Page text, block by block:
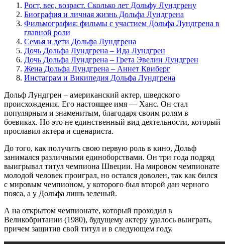
Рост, вес, возраст. Сколько лет Дольфу Лундгрену
Биография и личная жизнь Дольфа Лундгрена
Фильмография: фильмы с участием Дольфа Лундгрена в
главной роли
Семья и дети Дольфа Лундгрена
Дочь Дольфа Лундгрена – Ида Лундгрен
Дочь Дольфа Лундгрена – Грета Эвелин Лундгрен
Жена Дольфа Лундгрена – Аннет Квиберг
Инстаграм и Википедия Дольфа Лундгрена
Дольф Лундгрен – американский актер, шведского
происхождения. Его настоящее имя — Ханс. Он стал
популярным и знаменитым, благодаря своим ролям в
боевиках. Но это не единственный вид деятельности, который
прославил актера и сценариста.
До того, как получить свою первую роль в кино, Дольф
занимался различными единоборствами. Он три года подряд
выигрывал титул чемпиона Швеции. На мировом чемпионате
молодой человек проиграл, но остался доволен, так как бился
с мировым чемпионом, у которого был второй дан черного
пояса, а у Дольфа лишь зеленый.
А на открытом чемпионате, который проходил в
Великобритании (1980), будущему актеру удалось выиграть,
причем защитив свой титул и в следующем году.